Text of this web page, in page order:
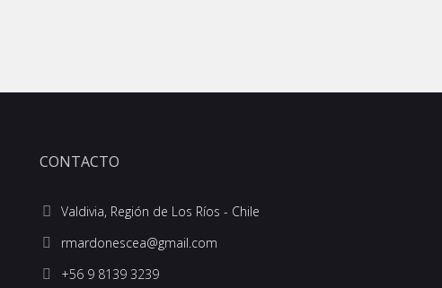
CONTACTO
Valdivia, Región de Los Ríos - Chile
+56 9 8139 3239